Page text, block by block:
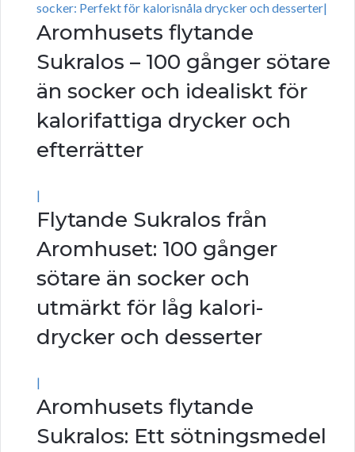
socker: Perfekt för kalorisnåla drycker och desserter|
Aromhusets flytande
Sukralos – 100 gånger sötare
än socker och idealiskt för
kalorifattiga drycker och
efterrätter
|
Flytande Sukralos från
Aromhuset: 100 gånger
sötare än socker och
utmärkt för låg kalori-
drycker och desserter
|
Aromhusets flytande
Sukralos: Ett sötningsmedel